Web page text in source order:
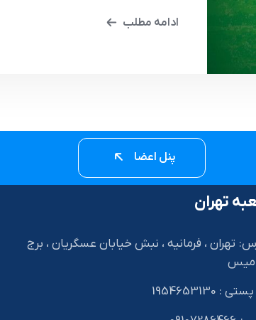
ادامه مطلب
پنل اعضا
تهران
تهران ، فرمانیه ، نبش خیابان عسگریان ، برج
: 1954653130